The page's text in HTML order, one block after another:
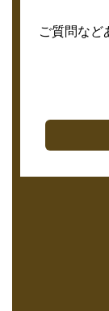
ご質問など